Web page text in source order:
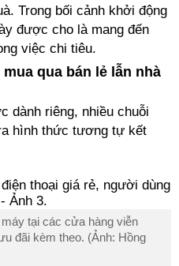
Trong bối cảnh khởi động
được cho là mang đến
việc chi tiêu.
qua bán lẻ lẫn nhà
dành riêng, nhiều chuỗi
hình thức tương tự kết
tại các cửa hàng viễn
đãi kèm theo. (Ảnh: Hồng